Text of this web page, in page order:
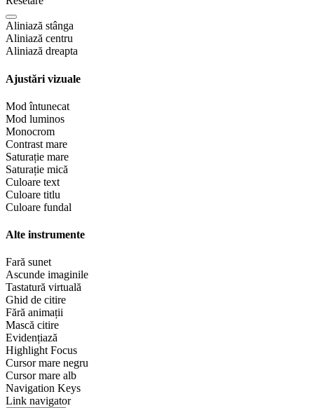
Aliniază stânga
Aliniază centru
Aliniază dreapta
Ajustări vizuale
Mod întunecat
Mod luminos
Monocrom
Contrast mare
Saturație mare
Saturație mică
Culoare text
Culoare titlu
Culoare fundal
Alte instrumente
Fară sunet
Ascunde imaginile
Tastatură virtuală
Ghid de citire
Fără animații
Mască citire
Evidențiază
Highlight Focus
Cursor mare negru
Cursor mare alb
Navigation Keys
Link navigator